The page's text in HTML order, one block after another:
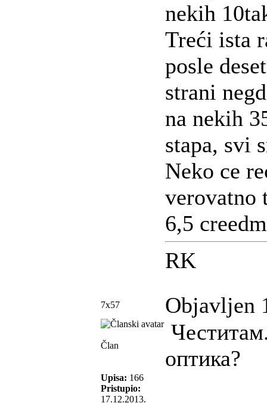
nekih
Treći ista
posle
strani
na nekih
stapa, svi
Neko ce
verovatno
6,5
RK
7x57 Objavljen
Član
Upisa: 166
Pristupio:
17.12.2013.
оптика?